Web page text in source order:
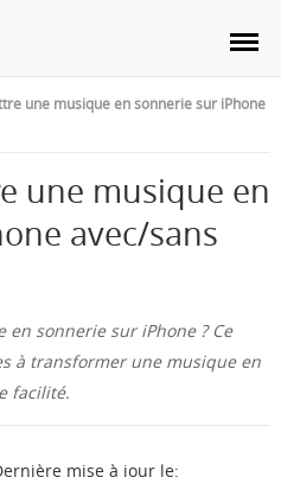
une musique en sonnerie sur iPhone
une musique en
avec/sans
sonnerie sur iPhone ? Ce
à transformer une musique en
facilité.
mise à jour le: